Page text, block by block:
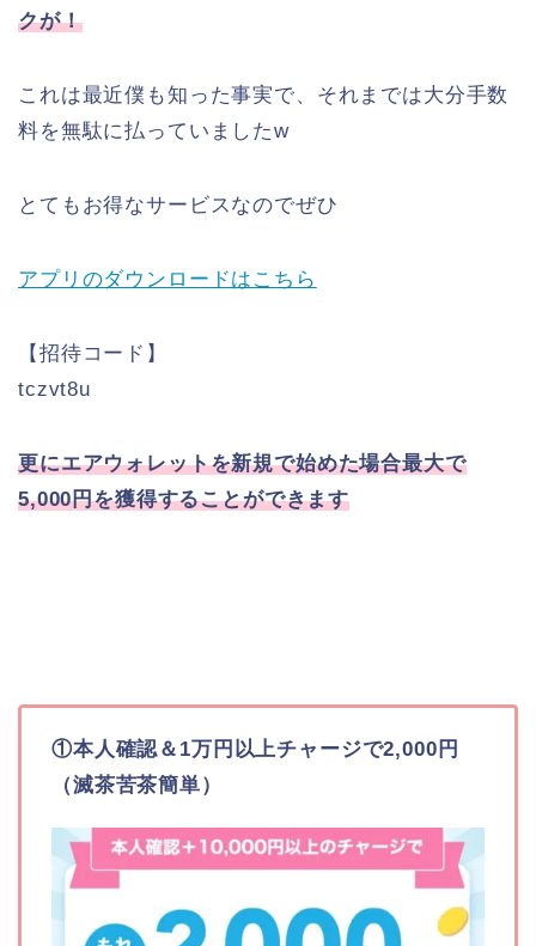
クが！
これは最近僕も知った事実で、それまでは大分手数
料を無駄に払っていましたw
とてもお得なサービスなのでぜひ
アプリのダウンロードはこちら
【招待コード】
tczvt8u
更にエアウォレットを新規で始めた場合最大で
5,000円を獲得することができます
①本人確認＆1万円以上チャージで2,000円
（滅茶苦茶簡単）